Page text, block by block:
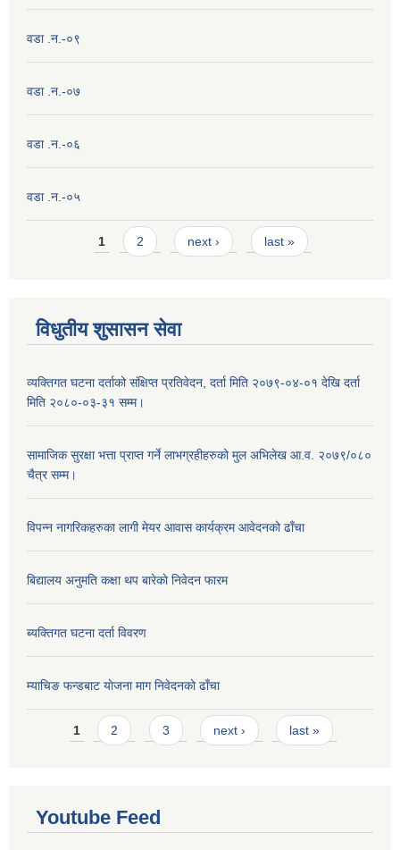
वडा .न.-०९
वडा .न.-०७
वडा .न.-०६
वडा .न.-०५
Pages1 2 next › last »
विधुतीय शुसासन सेवा
व्यक्तिगत घटना दर्ताको संक्षिप्त प्रतिवेदन, दर्ता मिति २०७९-०४-०१ देखि दर्ता
मिति २०८०-०३-३१ सम्म।
सामाजिक सुरक्षा भत्ता प्राप्त गर्ने लाभग्रहीहरुको मुल अभिलेख आ.व. २०७९/०८०
चैत्र सम्म।
विपन्न नागरिकहरुका लागी मेयर आवास कार्यक्रम आवेदनको ढाँचा
बिद्यालय अनुमति कक्षा थप बारेकाे निवेदन फारम
ब्यक्तिगत घटना दर्ता विवरण
म्याचिङ फन्डबाट याेजना माग निवेदनकाे ढाँचा
Pages
1 2 3 next › last »
Youtube Feed